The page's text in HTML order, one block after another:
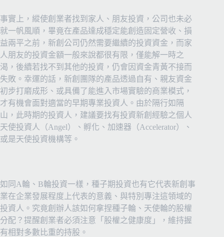
事實上，縱使創業者找到家人、朋友投資，公司也未必
就一帆風順，畢竟在產品達成穩定能創造固定營收、損
益兩平之前，新創公司仍然需要繼續的投資資金，而家
人朋友的投資金額一般來說都很有限，僅能解一時之
渴，後續若找不到其他的投資，仍會因資金青黃不接而
失敗。幸運的話，新創團隊的產品透過自有、親友資金
初步打磨成形、或具備了能進入市場實驗的商業模式，
才有機會面對適當的早期專業投資人。由於隔行如隔
山，此時期的投資人，建議要找有投資新創經驗之個人
天使投資人（Angel）、孵化、加速器（Accelerator）、
或是天使投資機構等。
如同A輪、B輪投資一樣，種子期投資也有它代表新創事
業在企業發展程度上代表的意義、與特別專注這領域的
投資人。究竟創辦人該如何拿捏種子輪、天使輪的股權
分配？提醒創業者必須注意「股權之健康度」，維持握
有相對多數比重的持股。